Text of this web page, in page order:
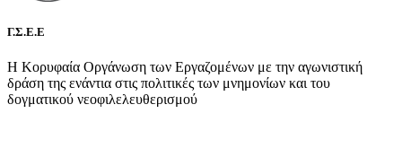
Γ.Σ.Ε.Ε
Η Κορυφαία Οργάνωση των Εργαζομένων με την αγωνιστική
δράση της ενάντια στις πολιτικές των μνημονίων και του
δογματικού νεοφιλελευθερισμού